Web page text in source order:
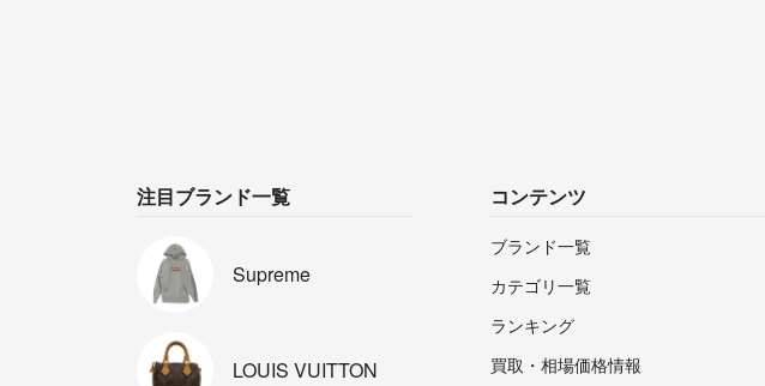
注目ブランド一覧
Supreme
LOUIS VUITTON
コンテンツ
ブランド一覧
カテゴリ一覧
ランキング
買取・相場価格情報